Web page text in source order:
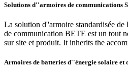
Solutions d''armoires de communications
La solution d''armoire standardisée de
de communication BETE est un tout
sur site et produit. It inherits the
Armoires de batteries d''énergie solaire et